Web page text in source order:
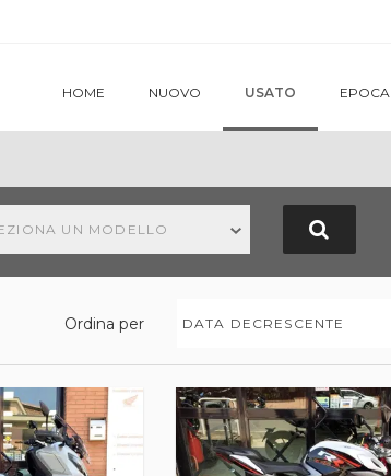
HOME NUOVO USATO EPOCA
UN MODELLO
Ordina per DATA DECRESCENTE